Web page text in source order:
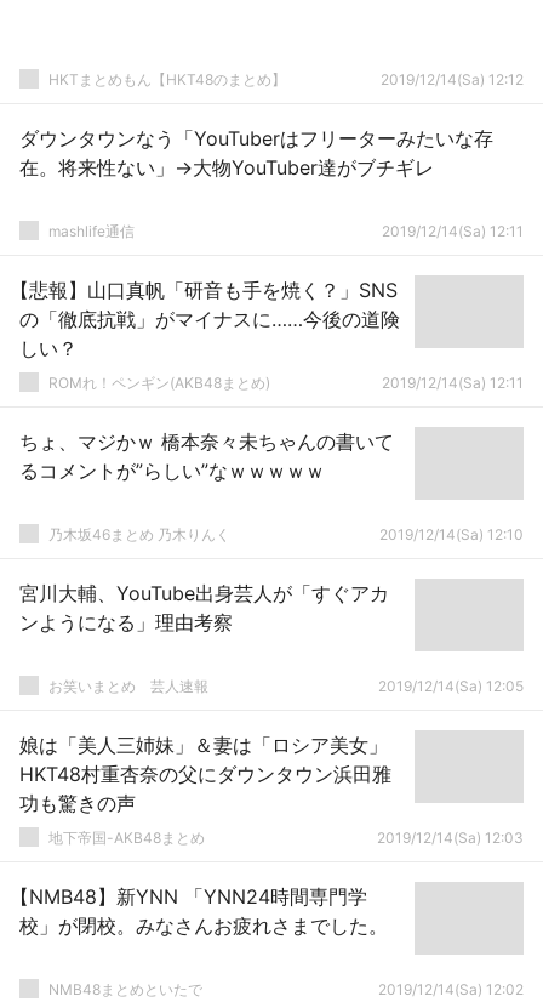
HKTまとめもん【HKT48のまとめ】 2019/12/14(Sa) 12:12
ダウンタウンなう「YouTuberはフリーターみたいな存
在。将来性ない」→大物YouTuber達がブチギレ
mashlife通信 2019/12/14(Sa) 12:11
【悲報】山口真帆「研音も手を焼く？」SNS
の「徹底抗戦」がマイナスに……今後の道険
しい？
ROMれ！ペンギン(AKB48まとめ) 2019/12/14(Sa) 12:11
ちょ、マジかｗ 橋本奈々未ちゃんの書いて
るコメントが”らしい”なｗｗｗｗｗ
乃木坂46まとめ 乃木りんく 2019/12/14(Sa) 12:10
宮川大輔、YouTube出身芸人が「すぐアカ
ンようになる」理由考察
お笑いまとめ 芸人速報 2019/12/14(Sa) 12:05
娘は「美人三姉妹」＆妻は「ロシア美女」
HKT48村重杏奈の父にダウンタウン浜田雅
功も驚きの声
地下帝国-AKB48まとめ 2019/12/14(Sa) 12:03
【NMB48】新YNN 「YNN24時間専門学
校」が閉校。みなさんお疲れさまでした。
NMB48まとめといたで 2019/12/14(Sa) 12:02